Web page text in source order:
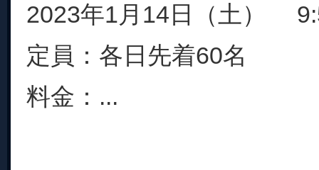
2023年1月14日（土）
定員：各日先着60名
料金：...